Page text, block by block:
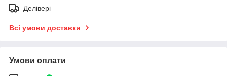
Делівері
Всі умови доставки
Умови оплати